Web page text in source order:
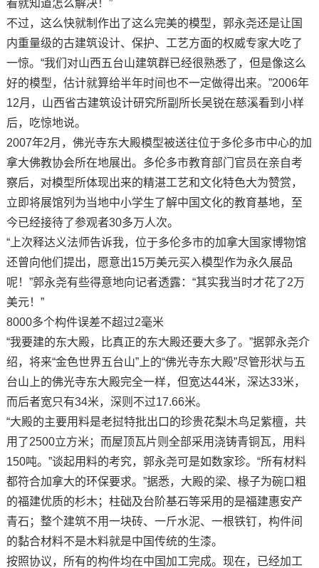
看就知道怎么解决！”
不过，这么快就制作出了这么完美的模型，郭永尧还是让国
内重量级的古建筑设计、保护、工艺方面的权威专家大吃了
一惊。“我们对山西五台山建筑群已经很熟悉了，但是像这么
好的模型，估计就算给半年时间也不一定做得出来。”2006年
12月，山西省古建筑设计研究所副所长吴锐在慈溪看到小样
后，吃惊地说。
2007年2月，佛光寺东大殿模型被送往位于多伦多市中心的加
拿大佛教协会所在地展出。多伦多市教育部门官员在亲自考
察后，对模型所体现出来的精湛工艺和文化特色大为赞赏，
立即将展馆列为当地中小学生了解中国文化的教育基地，至
今已经接待了参观者30多万人次。
“上次释达义法师告诉我，位于多伦多市的加拿大国家博物馆
还曾向他们提出，愿意出15万美元买入模型作为永久展品
呢！”郭永尧有些得意地向记者透露：“其实我当时才花了2万
美元！”
8000多个构件误差不超过2毫米
“我要建的东大殿，比真正的东大殿还要大多了。”据郭永尧介
绍，将来“金色世界五台山”上的“佛光寺东大殿”尽管形状与五
台山上的佛光寺东大殿完全一样，但宽达44米，深达33米，
而后者宽只有34米，深则不过17.66米。
“大殿的主要用料是老挝特批出口的珍贵花梨木鸟足紫檀，共
用了2500立方米；而屋顶瓦片则全部采用浇铸青铜瓦，用料
150吨。”谈起用料的考究，郭永尧可是如数家珍。“所有材料
都符合加拿大的环保要求。”据悉，大殿的梁、椽子为碗口粗
的福建优质的杉木；柱础及台阶基石等采用的是福建惠安产
青石；整个建筑不用一块砖、一斤水泥、一根铁钉，构件间
的黏合材料不是木料就是中国传统的生漆。
按照协议，所有的构件均在中国加工完成。现在，已经加工